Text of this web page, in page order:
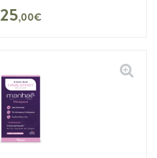
25,00€